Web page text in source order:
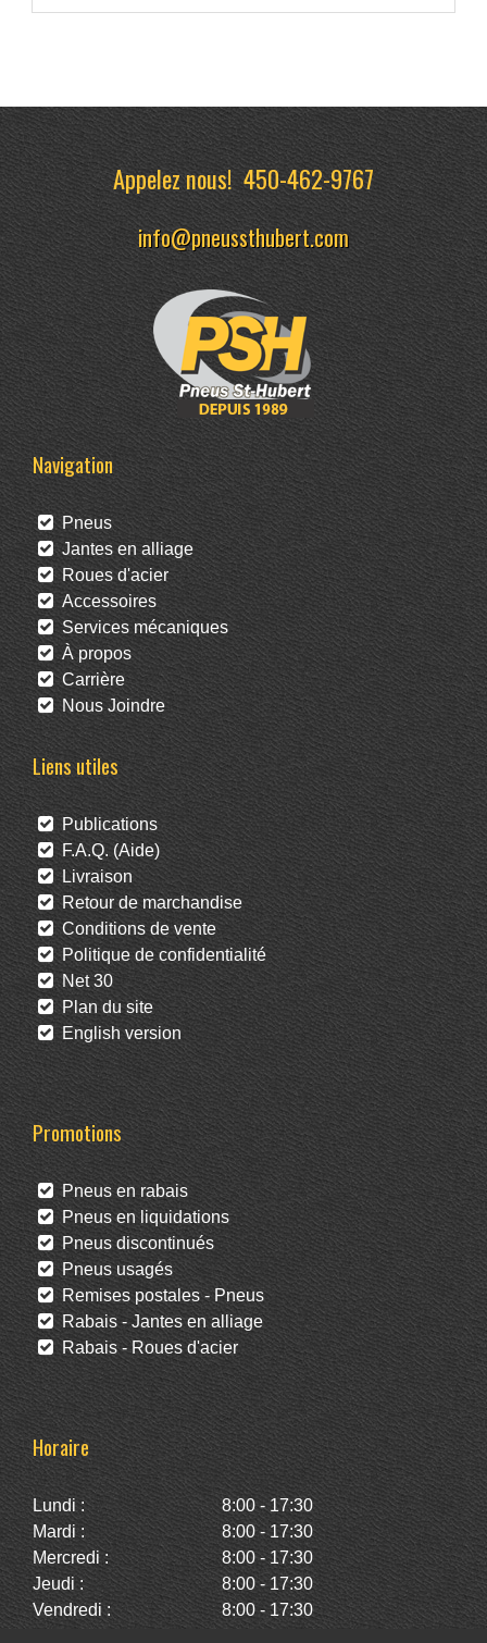
Appelez nous!450-462-9767
info@pneussthubert.com
Navigation
Pneus
Jantes en alliage
Roues d'acier
Accessoires
Services mécaniques
À propos
Carrière
Nous Joindre
Liens utiles
Publications
F.A.Q. (Aide)
Livraison
Retour de marchandise
Conditions de vente
Politique de confidentialité
Net 30
Plan du site
English version
Promotions
Pneus en rabais
Pneus en liquidations
Pneus discontinués
Pneus usagés
Remises postales - Pneus
Rabais - Jantes en alliage
Rabais - Roues d'acier
Horaire
Lundi :
8:00 - 17:30
Mardi :
8:00 - 17:30
Mercredi :
8:00 - 17:30
Jeudi :
8:00 - 17:30
Vendredi :
8:00 - 17:30